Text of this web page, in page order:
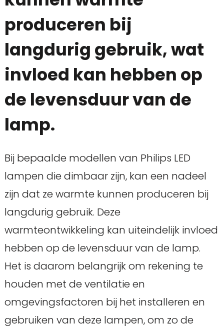
produceren bij
langdurig gebruik, wat
invloed kan hebben op
de levensduur van de
lamp.
Bij bepaalde modellen van Philips LED
lampen die dimbaar zijn, kan een nadeel
zijn dat ze warmte kunnen produceren bij
langdurig gebruik. Deze
warmteontwikkeling kan uiteindelijk invloed
hebben op de levensduur van de lamp.
Het is daarom belangrijk om rekening te
houden met de ventilatie en
omgevingsfactoren bij het installeren en
gebruiken van deze lampen, om zo de